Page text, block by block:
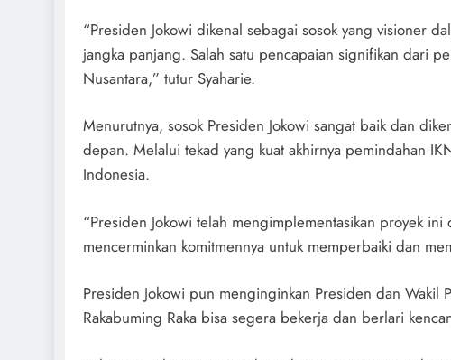
“Presiden Jokowi dikenal sebagai sosok yang visioner
jangka panjang. Salah satu pencapaian signifikan dari
Nusantara,” tutur Syaharie.
Menurutnya, sosok Presiden Jokowi sangat baik dan
depan. Melalui tekad yang kuat akhirnya pemindahan
Indonesia.
“Presiden Jokowi telah mengimplementasikan proyek
mencerminkan komitmennya untuk memperbaiki dan
Presiden Jokowi pun menginginkan Presiden dan
Rakabuming Raka bisa segera bekerja dan berlari